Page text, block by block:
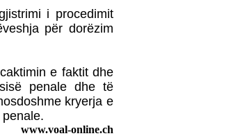
i procedimit
për dorëzim
e faktit dhe
penale dhe të
kryerja e
www.voal-online.ch